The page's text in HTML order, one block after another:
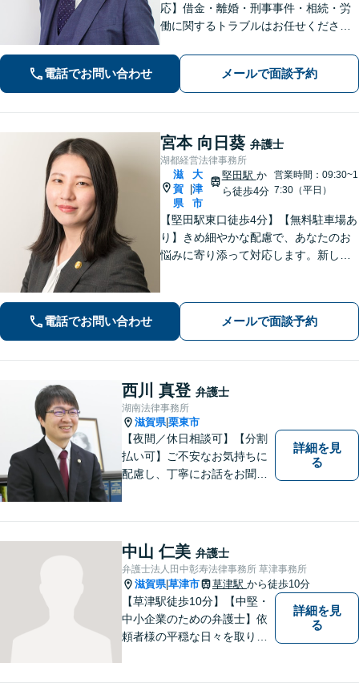
応】借金・離婚・刑事事件・相続・労
働に関するトラブルはお任せくださ
契約・企業法務全般に対応。困りの際
はぜひ一度お話をお聞かせください。
【無料駐車場あり】
電話でお問い合わせ メールで面談予約
宮本 向日葵 弁護士
湖都経営法律事務所
滋
賀
県
大
津
市
堅田駅 か
ら徒歩4分
営業時間：09:30~1
7:30（平日）
【堅田駅東口徒歩4分】【無料駐車場あ
り】きめ細やかな配慮で、あなたのお
悩みに寄り添って対応します。新しい
にご相談ください。
電話でお問い合わせ メールで面談予約
西川 真登 弁護士
湖南法律事務所
滋賀県|栗東市
【夜間／休日相談可】【分割
払い可】ご不安なお気持ちに
配慮し、丁寧にお話をお聞き
い合わせください。
詳細を見
る
中山 仁美 弁護士
弁護士法人田中彰寿法律事務所 草津事務所
滋賀県|草津市 草津駅 から徒歩10分
【草津駅徒歩10分】【中堅・
中小企業のための弁護士】依
頼者様の平穏な日々を取り戻
詳細を見
る